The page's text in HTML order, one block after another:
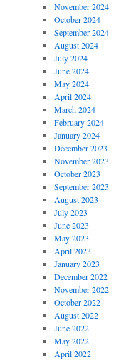
November 2024
October 2024
September 2024
August 2024
July 2024
June 2024
May 2024
April 2024
March 2024
February 2024
January 2024
December 2023
November 2023
October 2023
September 2023
August 2023
July 2023
June 2023
May 2023
April 2023
January 2023
December 2022
November 2022
October 2022
August 2022
June 2022
May 2022
April 2022